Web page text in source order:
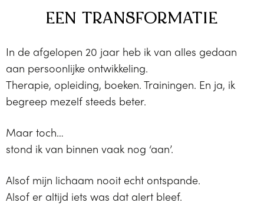
EEN TRANSFORMATIE
In de afgelopen 20 jaar heb ik van alles gedaan
aan persoonlijke ontwikkeling.
Therapie, opleiding, boeken. Trainingen. En ja, ik
begreep mezelf steeds beter.
Maar toch…
stond ik van binnen vaak nog ‘aan’.
Alsof mijn lichaam nooit echt ontspande.
Alsof er altijd iets was dat alert bleef.